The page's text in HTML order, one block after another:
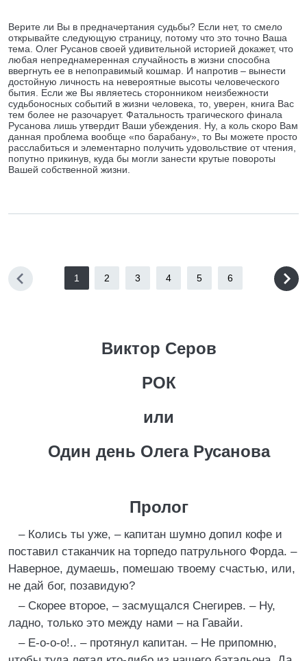
Верите ли Вы в предначертания судьбы? Если нет, то смело
открывайте следующую страницу, потому что это точно Ваша
тема. Олег Русанов своей удивительной историей докажет, что
любая непреднамеренная случайность в жизни способна
ввергнуть ее в непоправимый кошмар. И напротив – вынести
достойную личность на невероятные высоты человеческого
бытия. Если же Вы являетесь сторонником неизбежности
судьбоносных событий в жизни человека, то, уверен, книга Вас
тем более не разочарует. Фатальность трагического финала
Русанова лишь утвердит Ваши убеждения. Ну, а коль скоро Вам
данная проблема вообще «по барабану», то Вы можете просто
расслабиться и элементарно получить удовольствие от чтения,
попутно прикинув, куда бы могли занести крутые повороты
Вашей собственной жизни.
1 2 3 4 5 6
Виктор Серов
РОК
или
Один день Олега Русанова
Пролог
– Колись ты уже, – капитан шумно допил кофе и
поставил стаканчик на торпедо патрульного Форда. –
Наверное, думаешь, помешаю твоему счастью, или,
не дай бог, позавидую?
– Скорее второе, – засмущался Снегирев. – Ну,
ладно, только это между нами – на Гавайи.
– Е-о-о-о!.. – протянул капитан. – Не припомню,